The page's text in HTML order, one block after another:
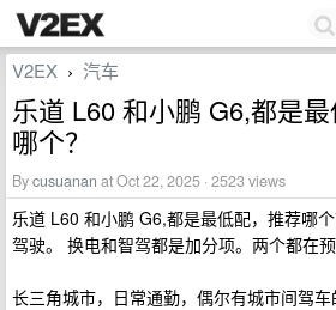
V2EX › 汽车
乐道 L60 和小鹏 G6,都是
哪个？
Bycusuanan at Oct 22, 2025 · 2523 views
乐道 L60 和小鹏 G6,都是最低配，推荐哪
驾驶。 换电和智驾都是加分项。两个都在预
长三角城市，日常通勤，偶尔有城市间驾